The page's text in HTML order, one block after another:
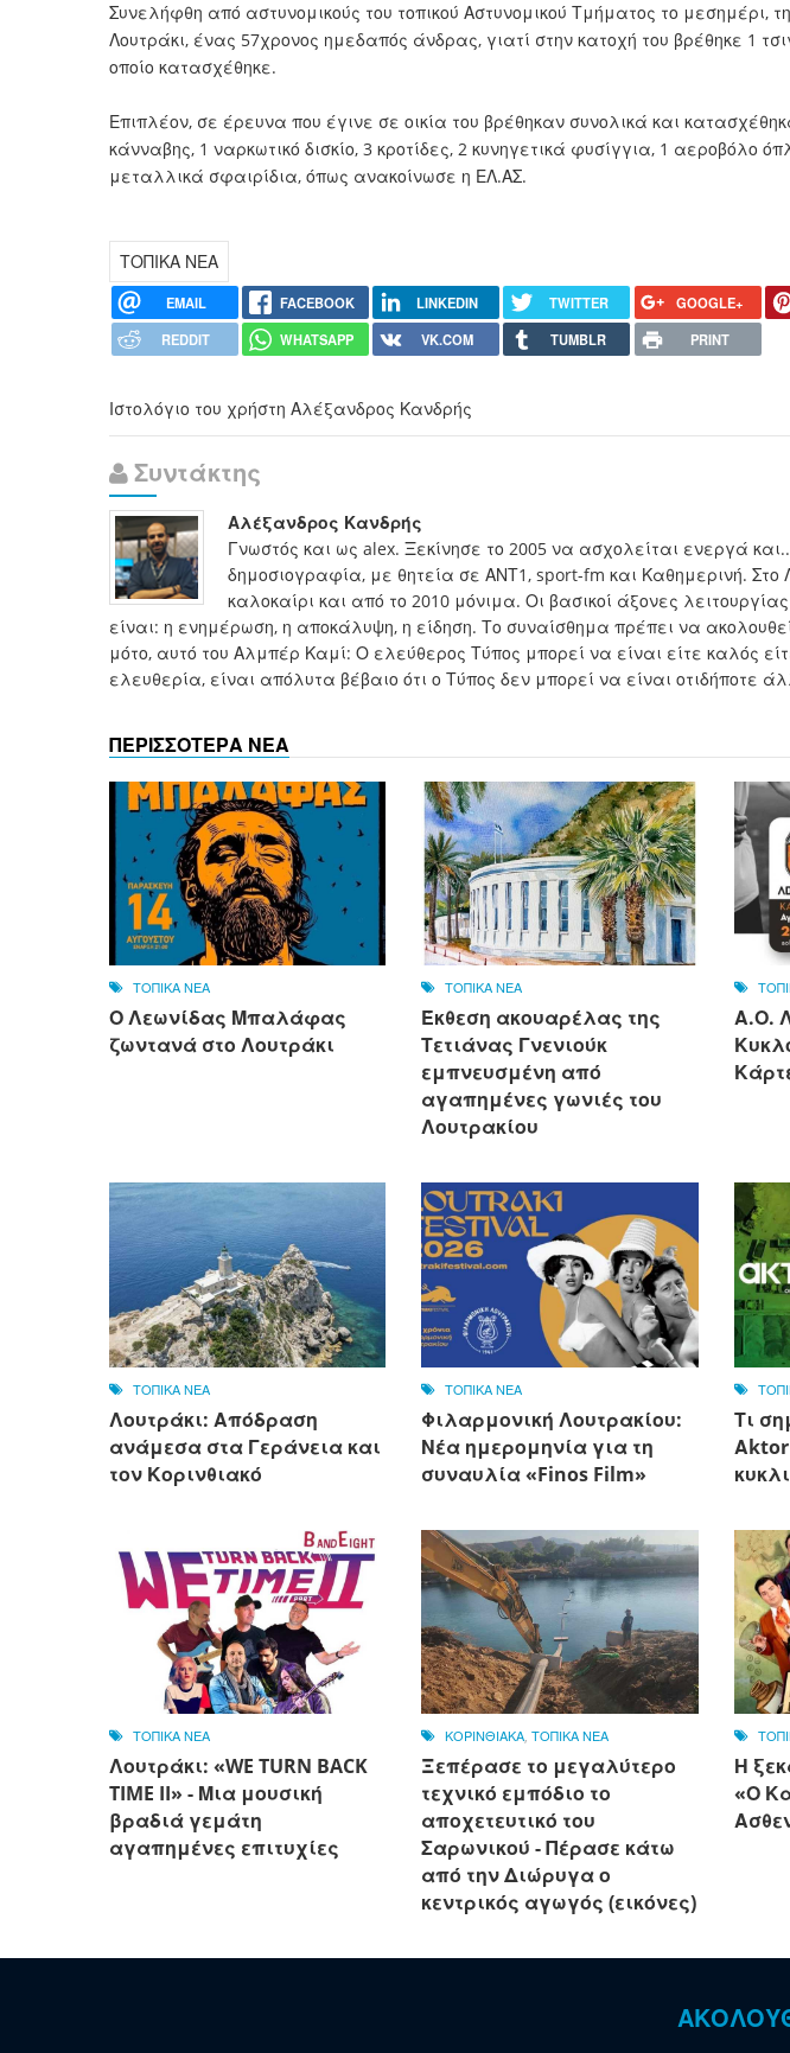
Συνελήφθη από αστυνομικούς του τοπικού Αστυνομικού Τμήματος το μεσημέρι,
Λουτράκι, ένας 57χρονος ημεδαπός άνδρας, γιατί στην κατοχή του βρέθηκε 1
οποίο κατασχέθηκε.
Επιπλέον, σε έρευνα που έγινε σε οικία του βρέθηκαν συνολικά και
κάνναβης, 1 ναρκωτικό δισκίο, 3 κροτίδες, 2 κυνηγετικά φυσίγγια, 1 αεροβόλο
μεταλλικά σφαιρίδια, όπως ανακοίνωσε η ΕΛ.ΑΣ.
ΤΟΠΙΚΑ ΝΕΑ
EMAIL FACEBOOK LINKEDIN TWITTER GOOGLE+
REDDIT
WHATSAPP VK.COM TUMBLR PRINT
Ιστολόγιο του χρήστη Αλέξανδρος Κανδρής
Συντάκτης
Αλέξανδρος Κανδρής
Γνωστός και ως alex. Ξεκίνησε το 2005 να ασχολείται ενεργά
δημοσιογραφία, με θητεία σε ΑΝΤ1, sport-fm και Καθημερινή. Στο
καλοκαίρι και από το 2010 μόνιμα. Οι βασικοί άξονες
είναι: η ενημέρωση, η αποκάλυψη, η είδηση. Το συναίσθημα πρέπει να
μότο, αυτό του Αλμπέρ Καμί: Ο ελεύθερος Τύπος μπορεί να είναι είτε καλός
ελευθερία, είναι απόλυτα βέβαιο ότι ο Τύπος δεν μπορεί να είναι οτιδήποτε
ΠΕΡΙΣΣΟΤΕΡΑ ΝΕΑ
ΤΟΠΙΚΑ ΝΕΑ
Ο Λεωνίδας Μπαλάφας
ζωντανά στο Λουτράκι
ΤΟΠΙΚΑ ΝΕΑ
Έκθεση ακουαρέλας της
Τετιάνας Γνενιούκ
εμπνευσμένη από
αγαπημένες γωνιές του
Λουτρακίου
Α.Ο.
ΤΟΠΙΚΑ ΝΕΑ
Λουτράκι: Απόδραση
ανάμεσα στα Γεράνεια και
τον Κορινθιακό
ΤΟΠΙΚΑ ΝΕΑ
Φιλαρμονική Λουτρακίου:
Νέα ημερομηνία για τη
συναυλία «Finos Film»
Τι
Αktor
ΤΟΠΙΚΑ ΝΕΑ
Λουτράκι: «WE TURN BACK
TIME II» - Μια μουσική
βραδιά γεμάτη
αγαπημένες επιτυχίες
ΚΟΡΙΝΘΙΑΚΑ,ΤΟΠΙΚΑ ΝΕΑ
Ξεπέρασε το μεγαλύτερο
τεχνικό εμπόδιο το
αποχετευτικό του
Σαρωνικού - Πέρασε κάτω
από την Διώρυγα ο
κεντρικός αγωγός (εικόνες)
Η
«Ο